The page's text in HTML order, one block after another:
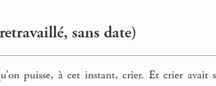
sans date)
puisse, à cet instant, crier. Et crier